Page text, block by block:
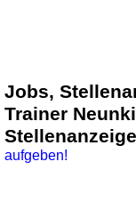
Jobs,
Trainer
aufgeben!